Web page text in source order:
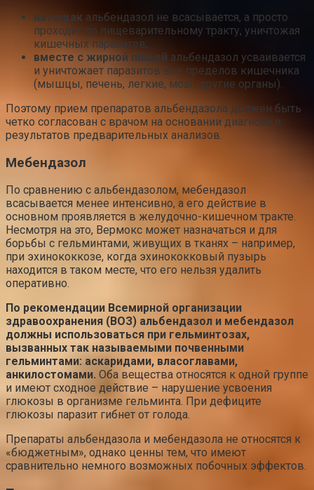
натощак альбендазол не всасывается, а просто
проходит по пищеварительному тракту, уничтожая
кишечных паразитов;
вместе с жирной пищей альбендазол усваивается
и уничтожает паразитов вне пределов кишечника
(мышцы, печень, легкие, мозг, другие органы).
Поэтому прием препаратов альбендазола должен быть
четко согласован с врачом на основании диагноза и
результатов предварительных анализов.
Мебендазол
По сравнению с альбендазолом, мебендазол
всасывается менее интенсивно, а его действие в
основном проявляется в желудочно-кишечном тракте.
Несмотря на это, Вермокс может назначаться и для
борьбы с гельминтами, живущих в тканях – например,
при эхинококкозе, когда эхинококковый пузырь
находится в таком месте, что его нельзя удалить
оперативно.
По рекомендации Всемирной организации
здравоохранения (ВОЗ) альбендазол и мебендазол
должны использоваться при гельминтозах,
вызванных так называемыми почвенными
гельминтами: аскаридами, власоглавами,
анкилостомами. Оба вещества относятся к одной группе
и имеют сходное действие – нарушение усвоения
глюкозы в организме гельминта. При дефиците
глюкозы паразит гибнет от голода.
Препараты альбендазола и мебендазола не относятся к
«бюджетным», однако ценны тем, что имеют
сравнительно немного возможных побочных эффектов.